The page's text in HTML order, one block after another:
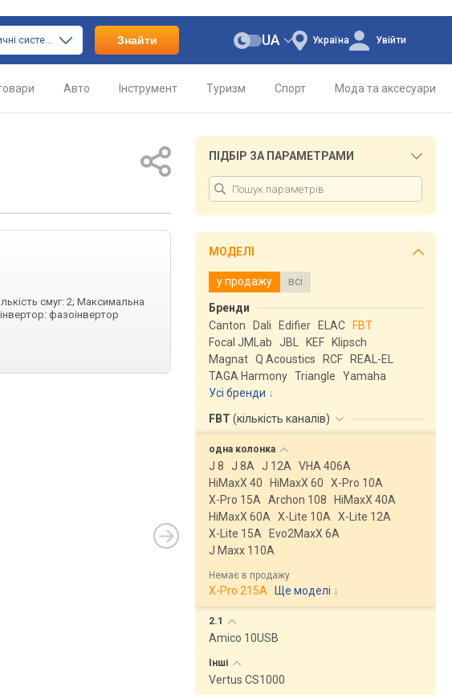
тільки акустичні системи Знайти Україна
UA Увійти
Авто Інструмент Туризм Спорт Мода та аксесуари
смуг: 2; Максимальна
фазоінвертор
ПІДБІР ЗА ПАРАМЕТРАМИ
МОДЕЛІ
у продажу всі
Бренди
Canton
Dali Edifier ELAC
FBT
Focal JMLab
JBL KEF
Klipsch
Magnat Q Acoustics RCF
REAL-EL
TAGA Harmony Triangle
Yamaha
Усі бренди
FBT (кількість каналів)
одна колонка
J 8 J 8A J 12A
VHA 406A
HiMaxX 40
HiMaxX 60
X-Pro 10A
X-Pro 15A
Archon 108
HiMaxX 40A
HiMaxX 60A
X-Lite 10A
X-Lite 12A
X-Lite 15A
Evo2MaxX 6A
J Maxx 110A
Немає в продажу
X-Pro 215A Ще моделі ↓
2.1
Amico 10USB
Інші
Vertus CS1000